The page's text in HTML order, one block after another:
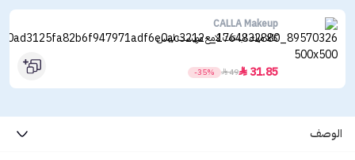
CALLA Makeup
كالا ميك اب تنت لامع مويست ليبس
31.85

49

-35%
الوصف